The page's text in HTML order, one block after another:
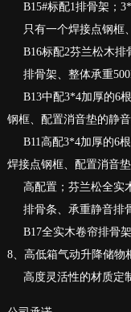
B15#标配1排骨架；
只有一个焊接点钢框
B16标配2芬兰松木排
排骨架、整体承重
B13中配3*4加厚的6根
钢框、配置消音垫的静
B11高配3*4加厚的6根
焊接点钢框、配置消音
高配置；芬兰松全实
排骨条、承重静音排
B17全实木卷帘排骨架
8、高低箱气动升降储物
高度灵活性的材质定